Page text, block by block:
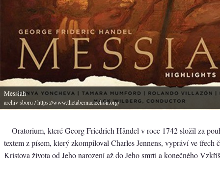
Messiah
archiv sboru / https://www.thetabernaclechoir.org/
Oratorium, které Georg Friedrich Händel v roce 1742 složil za
textem z písem, který zkompiloval Charles Jennens, vypráví ve třech
Kristova života od Jeho narození až do Jeho smrti a konečného